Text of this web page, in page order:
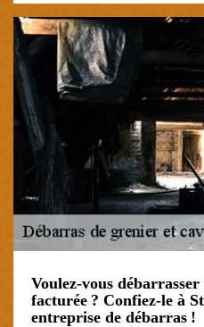
Voulez-vous
facturée ? Confiez-le à
entreprise de débarras !